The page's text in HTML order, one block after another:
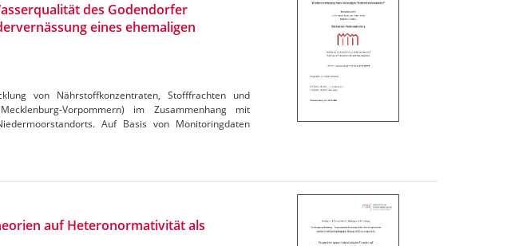
des Godendorfer
eines ehemaligen
von Nährstoffkonzentraten, Stofffrachten und
Vorpommern) im Zusammenhang mit
Auf Basis von Monitoringdaten
auf Heteronormativität als